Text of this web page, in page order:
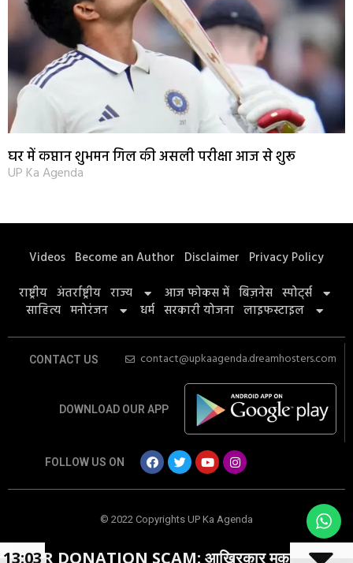
घर में कप्तान शुभमन गिल की असली परीक्षा आज से शुरू
UP Ka Agenda
Videos Become an Author Disclaimer Privacy Policy
राष्ट्रीय अंतर्राष्ट्रीय राज्य आज फोकस में बिज़नेस स्पोर्ट्स
साहित्य मनोरंजन धर्म सरकारी योजना लाइफस्टाइल
CONTACT US contact@upkaagenda.dreamhosters.com
DOWNLOAD OUR APP
FOLLOW US ON
© 2022 Copyrights UP Ka Agenda
SCAM: आखिरकार मुकदमा हुआ दर्ज
13:03